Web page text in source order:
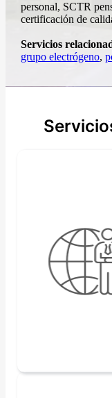
personal, SCTR
certificación de
Servicios
grupo electrógeno,